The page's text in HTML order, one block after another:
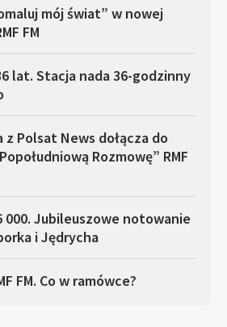
mój świat” w nowej
FM
lat. Stacja nada 36-godzinny
z Polsat News dołącza do
Rozmowę” RMF
000. Jubileuszowe notowanie
i Jędrycha
FM. Co w ramówce?